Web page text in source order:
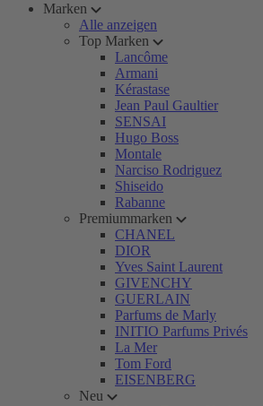
Marken
Alle anzeigen
Top Marken
Lancôme
Armani
Kérastase
Jean Paul Gaultier
SENSAI
Hugo Boss
Montale
Narciso Rodriguez
Shiseido
Rabanne
Premiummarken
CHANEL
DIOR
Yves Saint Laurent
GIVENCHY
GUERLAIN
Parfums de Marly
INITIO Parfums Privés
La Mer
Tom Ford
EISENBERG
Neu